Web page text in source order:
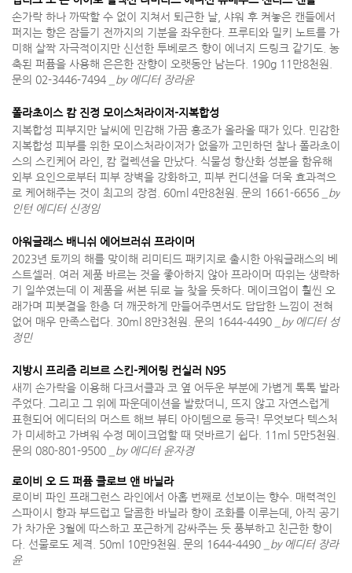
손가락 하나 까딱할 수 없이 지쳐서 퇴근한 날, 샤워 후 켜놓은 캔들에서
퍼지는 향은 잠들기 전까지의 기분을 좌우한다. 프루티와 밀키 노트를 가
미해 살짝 자극적이지만 신선한 투베로즈 향이 에너지 드링크 같기도. 농
축된 퍼퓸을 사용해 은은한 잔향이 오랫동안 남는다. 190g 11만8천원.
문의 02-3446-7494 _by 에디터 장라윤
폴라초이스 캄 진정 모이스처라이저-지복합성
지복합성 피부지만 날씨에 민감해 가끔 홍조가 올라올 때가 있다. 민감한
지복합성 피부를 위한 모이스처라이저가 없을까 고민하던 찰나 폴라초이
스의 스킨케어 라인, 캄 컬렉션을 만났다. 식물성 항산화 성분을 함유해
외부 요인으로부터 피부 장벽을 강화하고, 피부 컨디션을 더욱 효과적으
로 케어해주는 것이 최고의 장점. 60ml 4만8천원. 문의 1661-6656
_by
인턴 에디터 신정임
아워글래스 배니쉬 에어브러쉬 프라이머
2023년 토끼의 해를 맞이해 리미티드 패키지로 출시한 아워글래스의 베
스트셀러. 여러 제품 바르는 것을 좋아하지 않아 프라이머 따위는 생략하
기 일쑤였는데 이 제품을 써본 뒤로 늘 찾을 듯하다. 메이크업이 훨씬 오
래가며 피붓결을 한층 더 깨끗하게 만들어주면서도 답답한 느낌이 전혀
없어 매우 만족스럽다. 30ml 8만3천원. 문의 1644-4490
_by 에디터 성
정민
지방시 프리즘 리브르 스킨-케어링 컨실러 N95
새끼 손가락을 이용해 다크서클과 코 옆 어두운 부분에 가볍게 톡톡 발라
주었다. 그리고 그 위에 파운데이션을 발랐더니, 뜨지 않고 자연스럽게
표현되어 에디터의 머스트 해브 뷰티 아이템으로 등극! 무엇보다 텍스처
가 미세하고 가벼워 수정 메이크업할 때 덧바르기 쉽다. 11ml 5만5천원.
문의 080-801-9500
_by 에디터 윤자경
로이비 오 드 퍼퓸 클로브 앤 바닐라
로이비 파인 프래그런스 라인에서 아홉 번째로 선보이는 향수. 매력적인
스파이시 향과 부드럽고 달콤한 바닐라 향이 조화를 이루는데, 아직 공기
가 차가운 3월에 따스하고 포근하게 감싸주는 듯 풍부하고 친근한 향이
다. 선물로도 제격. 50ml 10만9천원. 문의 1644-4490
_by 에디터 장라
윤